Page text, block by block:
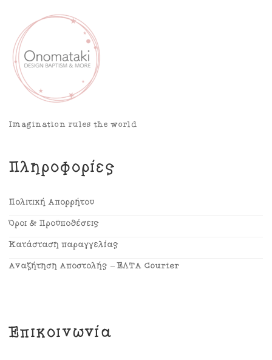
Imagination rules the world
Πληροφορίες
Πολιτική Απορρήτου
Όροι & Προϋποθέσεις
Κατάσταση παραγγελίας
Αναζήτηση Αποστολής – ΕΛΤΑ Courier
Επικοινωνία